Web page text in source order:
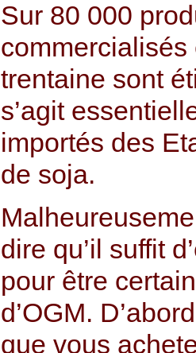
Sur 80 000
trentaine sont
s’agit
importés des
de soja.
dire qu’il suffit
pour être
d’OGM.
que vous